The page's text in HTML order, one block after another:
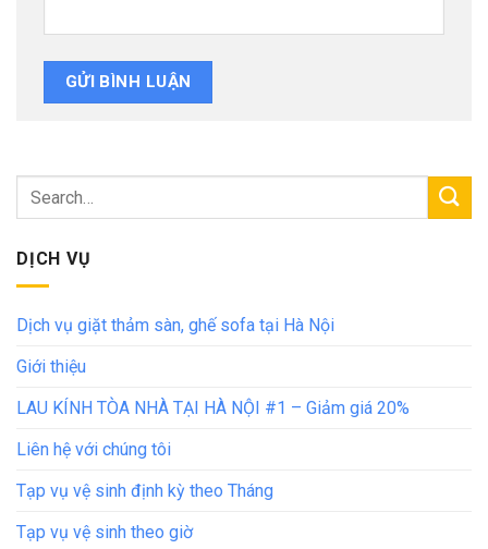
DỊCH VỤ
Dịch vụ giặt thảm sàn, ghế sofa tại Hà Nội
Giới thiệu
LAU KÍNH TÒA NHÀ TẠI HÀ NỘI #1 – Giảm giá 20%
Liên hệ với chúng tôi
Tạp vụ vệ sinh định kỳ theo Tháng
Tạp vụ vệ sinh theo giờ